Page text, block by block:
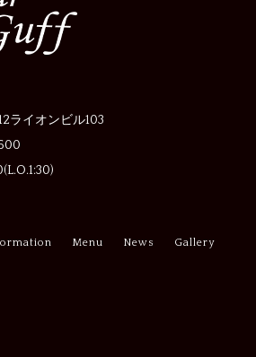
ライオンビル103
Menu News
Gallery